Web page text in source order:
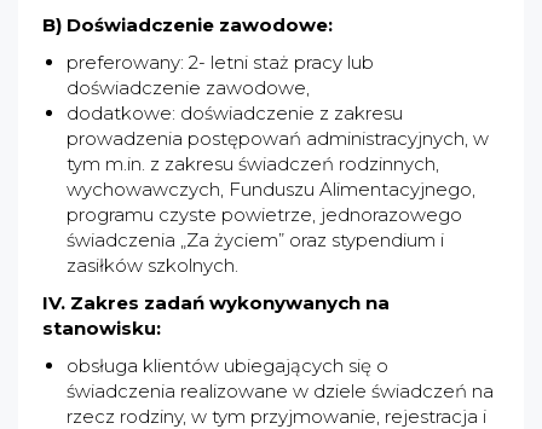
B) Doświadczenie zawodowe:
preferowany: 2- letni staż pracy lub
doświadczenie zawodowe,
dodatkowe: doświadczenie z zakresu
prowadzenia postępowań administracyjnych, w
tym m.in. z zakresu świadczeń rodzinnych,
wychowawczych, Funduszu Alimentacyjnego,
programu czyste powietrze, jednorazowego
świadczenia „Za życiem” oraz stypendium i
zasiłków szkolnych.
IV. Zakres zadań wykonywanych na
stanowisku:
obsługa klientów ubiegających się o
świadczenia realizowane w dziele świadczeń na
rzecz rodziny, w tym przyjmowanie, rejestracja i